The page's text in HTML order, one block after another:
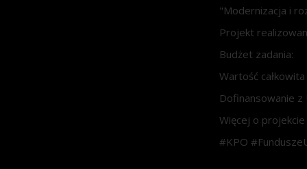
"Modernizacja i
Projekt
Budżet zadania:
Wartość
Dofinansowanie z
Więcej o
#KPO